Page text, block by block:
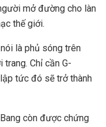
mở đường cho làn
thế giới.
là phủ sóng trên
Chỉ cần G-
tức đó sẽ trở thành
còn được chứng